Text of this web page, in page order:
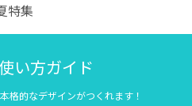
特集
い方ガイド
格的なデザインがつくれます！